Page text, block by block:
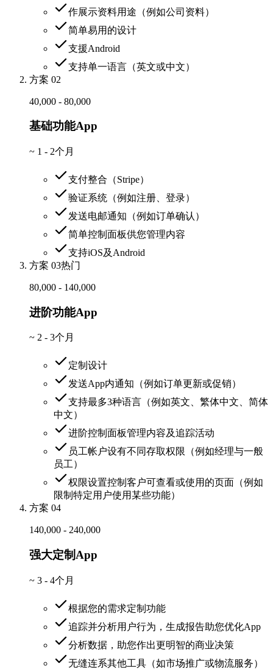
作展示资料用途（例如公司资料）
简单易用的设计
支援Android
支持单一语言（英文或中文）
方案 02
40,000 - 80,000
基础功能App
~ 1 - 2个月
支付整合（Stripe）
验证系统（例如注册、登录）
发送电邮通知（例如订单确认）
简单控制面板供您管理内容
支持iOS及Android
方案 03热门
80,000 - 140,000
进阶功能App
~ 2 - 3个月
定制设计
发送App内通知（例如订单更新或促销）
支持最多3种语言（例如英文、繁体中文、简体
中文）
进阶控制面板管理内容及追踪活动
员工帐户设有不同存取权限（例如经理与一般
员工）
权限设置控制客户可查看或使用的页面（例如
限制特定用户使用某些功能）
方案 04
140,000 - 240,000
强大定制App
~ 3 - 4个月
根据您的需求定制功能
追踪并分析用户行为，生成报告助您优化App
分析数据，助您作出更明智的商业决策
无缝连系其他工具（如市场推广或物流服务）